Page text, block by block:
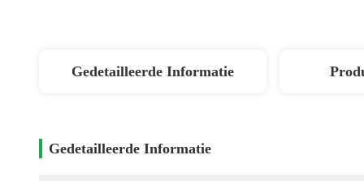
Gedetailleerde Informatie
Gedetailleerde Informatie